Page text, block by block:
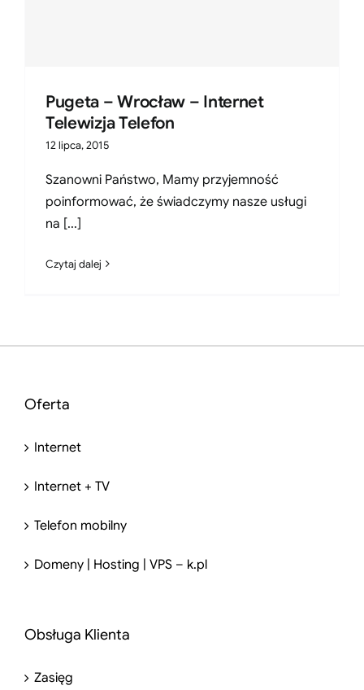
Pugeta – Wrocław – Internet
Telewizja Telefon
12 lipca, 2015
Szanowni Państwo, Mamy przyjemność
poinformować, że świadczymy nasze usługi
na [...]
Czytaj dalej
Oferta
Internet
Internet + TV
Telefon mobilny
Domeny | Hosting | VPS – k.pl
Obsługa Klienta
Zasięg